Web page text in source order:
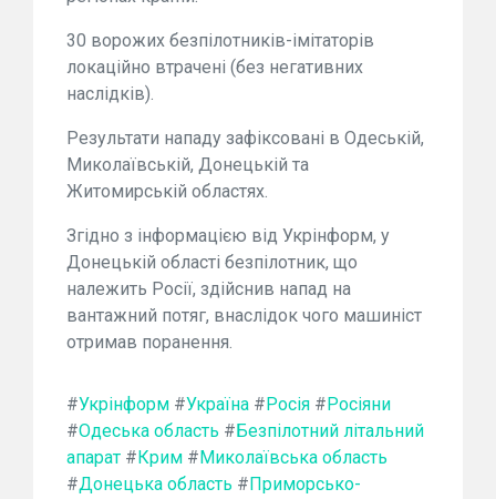
30 ворожих безпілотників-імітаторів
локаційно втрачені (без негативних
наслідків).
Результати нападу зафіксовані в Одеській,
Миколаївській, Донецькій та
Житомирській областях.
Згідно з інформацією від Укрінформ, у
Донецькій області безпілотник, що
належить Росії, здійснив напад на
вантажний потяг, внаслідок чого машиніст
отримав поранення.
#Укрінформ #Україна # Росія # Росіяни
#Одеська область # Безпілотний літальний
апарат # Крим # Миколаївська область
#Донецька область # Приморсько-